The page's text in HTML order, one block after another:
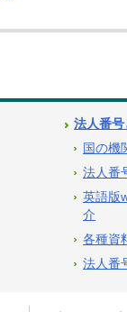
法人番号
国の機
法人番
英語版
介
各種資
法人番